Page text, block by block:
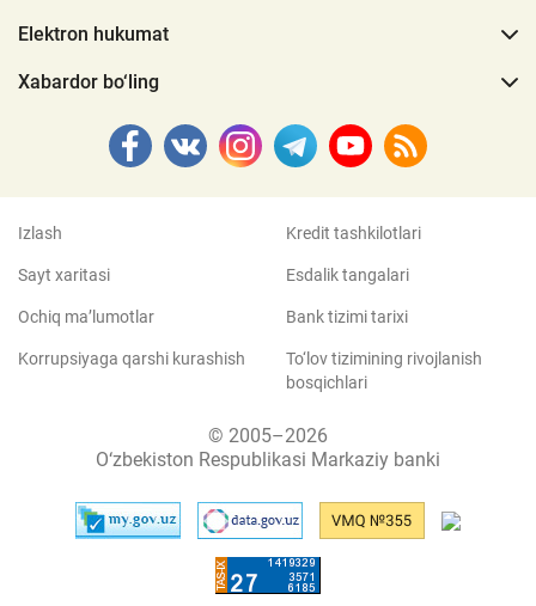
Elektron hukumat
Xabardor bo‘ling
Izlash
Sayt xaritasi
Ochiq ma’lumotlar
Korrupsiyaga qarshi kurashish
Kredit tashkilotlari
Esdalik tangalari
Bank tizimi tarixi
To‘lov tizimining rivojlanish
bosqichlari
© 2005–2026
O‘zbekiston Respublikasi Markaziy banki